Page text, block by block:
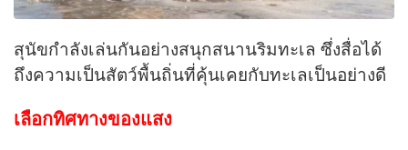
สุนัขกำลังเล่นกันอย่างสนุกสนานริมทะเล ซึ่งสื่อได้
ถึงความเป็นสัตว์พื้นถิ่นที่คุ้นเคยกับทะเลเป็นอย่างดี
เลือกทิศทางของแสง